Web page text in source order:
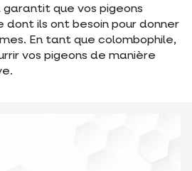
que vos pigeons
ils ont besoin pour donner
En tant que colombophile,
vos pigeons de manière